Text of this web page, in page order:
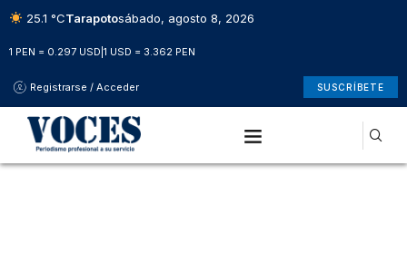
25.1 °CTarapotosábado, agosto 8, 2026
1 PEN = 0.297 USD 1 USD = 3.362 PEN
Registrarse / Acceder SUSCRÍBETE